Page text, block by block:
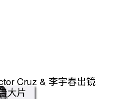
Cruz & 李宇春出镜
大片